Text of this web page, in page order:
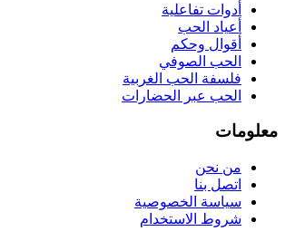
أدوات تفاعلية
أعياد الحب
أقوال وحكم
الحب الصوفي
فلسفة الحب الغربية
الحب عبر الحضارات
معلومات
من نحن
اتصل بنا
سياسة الخصوصية
شروط الاستخدام